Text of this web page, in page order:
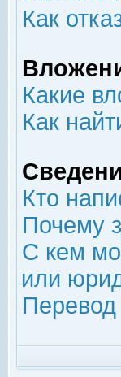
Как
Какие
Как
Кто
Почему
С кем
или
Перевод